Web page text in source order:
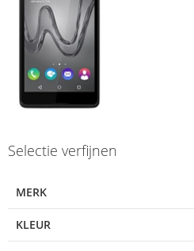
to
list
Selectie verfijnen
MERK
KLEUR